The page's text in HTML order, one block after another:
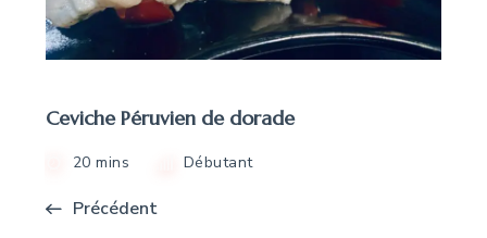
Ceviche Péruvien de dorade
20 mins Débutant
Précédent